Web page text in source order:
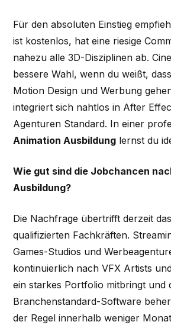
Für den absoluten Einstieg
ist kostenlos, hat eine riesige
nahezu alle 3D-Disziplinen ab.
bessere Wahl, wenn du weißt,
Motion Design und Werbung
integriert sich nahtlos in After
Agenturen Standard. In einer
Animation Ausbildung lernst du
Wie gut sind die Jobchancen
Ausbildung?
Die Nachfrage übertrifft derzeit
qualifizierten Fachkräften.
Games-Studios und
kontinuierlich nach VFX Artists
ein starkes Portfolio mitbringt und
Branchenstandard-Software
der Regel innerhalb weniger